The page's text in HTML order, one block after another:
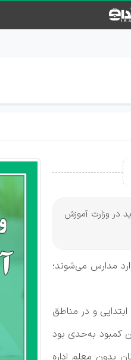
در مهر ماه امسال حدود ۲۹ هزار معلم جدید در وزارت آموزش
آزمون استخدامی وارد مدارس می‌شوند؛
و در مناطق
کمبود به‌حدی بود
بدون معلم اداره